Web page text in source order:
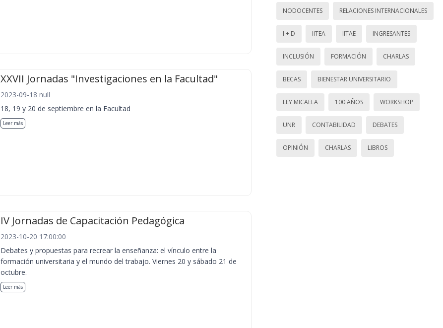
XXVII Jornadas "Investigaciones en la Facultad"
2023-09-18 null
18, 19 y 20 de septiembre en la Facultad
Leer más
IV Jornadas de Capacitación Pedagógica
2023-10-20 17:00:00
Debates y propuestas para recrear la enseñanza: el vínculo entre la
formación universitaria y el mundo del trabajo. Viernes 20 y sábado 21 de
octubre.
Leer más
NODOCENTES RELACIONES INTERNACIONALES
I + D IITEA IITAE INGRESANTES
INCLUSIÓN FORMACIÓN CHARLAS
BECAS BIENESTAR UNIVERSITARIO
LEY MICAELA 100 AÑOS WORKSHOP
UNR CONTABILIDAD DEBATES
OPINIÓN CHARLAS LIBROS